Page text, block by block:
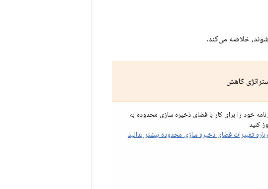
کاهش
خود را برای کار با فضای ذخیره سازی محدوده به
کنید
تغییرات فضای ذخیره سازی محدوده بیشتر بدانید